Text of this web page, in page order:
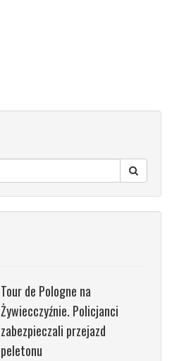
Tour de Pologne na
Żywiecczyźnie. Policjanci
zabezpieczali przejazd
peletonu